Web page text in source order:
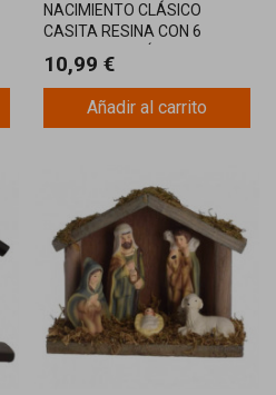
NACIMIENTO CLÁSICO
CASITA RESINA CON 6
20,3X5,5X15CM
10,99 €
Añadir al carrito